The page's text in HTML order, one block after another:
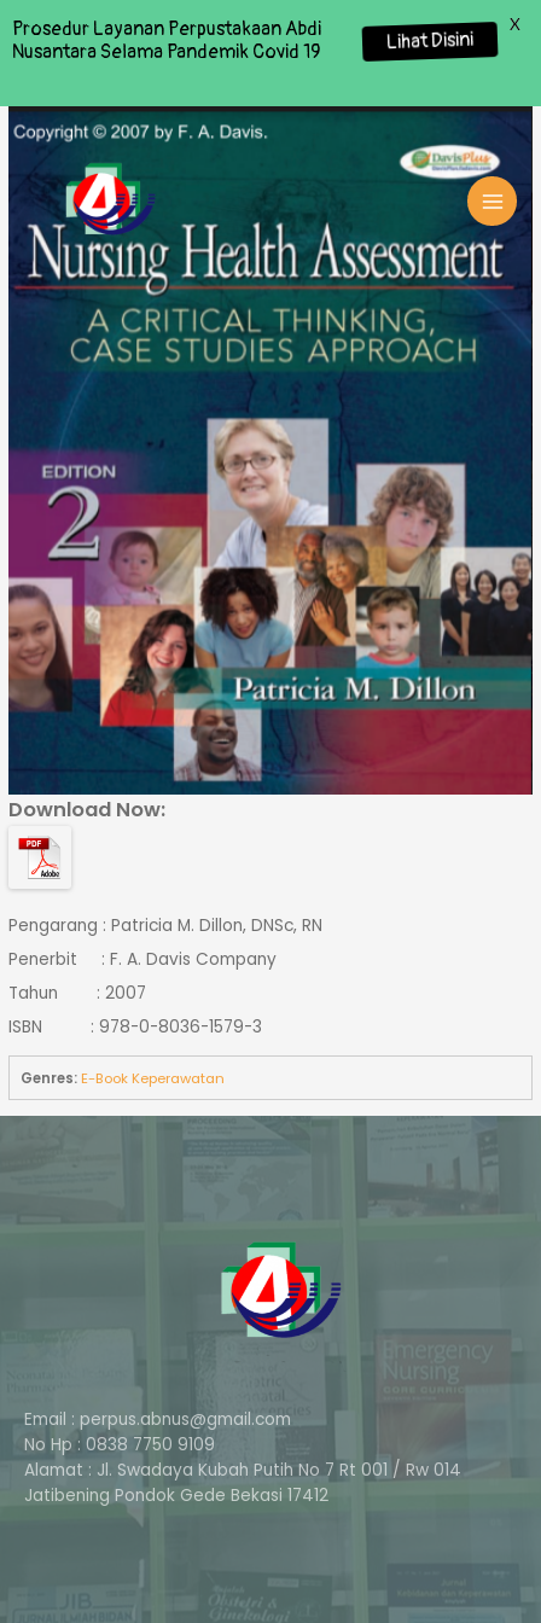
Download Now:
Pengarang : Patricia M. Dillon, DNSc, RN
Penerbit : F. A. Davis Company
Tahun : 2007
ISBN : 978-0-8036-1579-3
Genres:E-Book Keperawatan
Email : perpus.abnus@gmail.com
No Hp : 0838 7750 9109
Alamat : Jl. Swadaya Kubah Putih No 7 Rt 001 / Rw 014
Jatibening Pondok Gede Bekasi 17412
Prosedur Layanan Perpustakaan Abdi
Nusantara Selama Pandemik Covid 19
Lihat Disini
X